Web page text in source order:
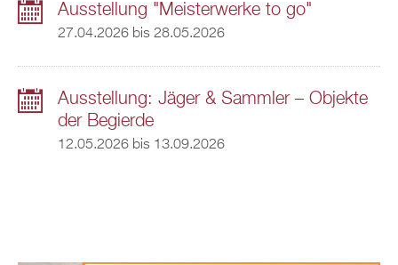
Ausstellung "Meisterwerke to go"
27.04.2026bis 28.05.2026
Ausstellung: Jäger & Sammler – Objekte
der Begierde
12.05.2026bis 13.09.2026